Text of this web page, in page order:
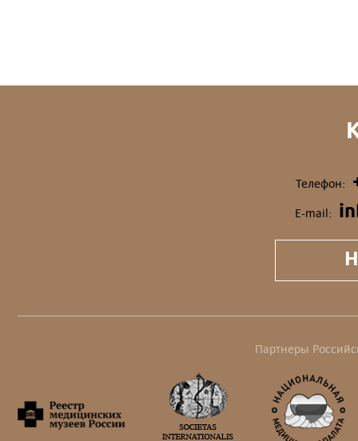
Телефон:
E-mail:
Партнеры